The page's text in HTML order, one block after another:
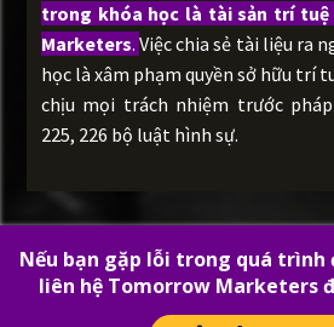
trong khóa học là tài sản trí tuệ
Marketers.Việc chia sẻ tài liệu ra
học là xâm phạm quyền sở hữu trí
chịu mọi trách nhiệm trước
225, 226 bộ luật hình sự.
Nếu bạn gặp lỗi trong quá trình
liên hệ Tomorrow Marketers